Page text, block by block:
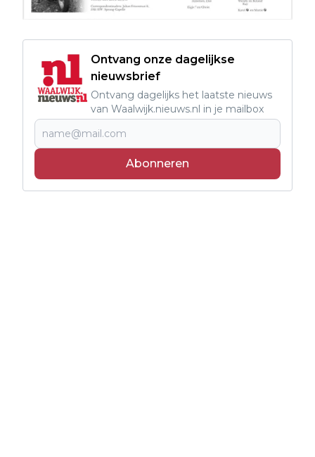
Ontvang onze dagelijkse
nieuwsbrief
Ontvang dagelijks het laatste nieuws
van Waalwijk.nieuws.nl in je mailbox
Abonneren